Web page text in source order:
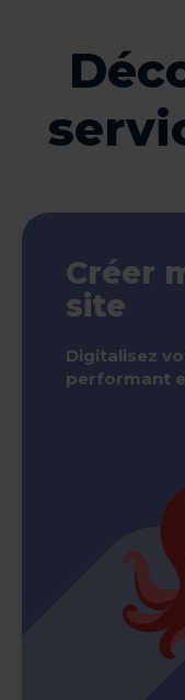
Créer
site
Digitalisez
performant